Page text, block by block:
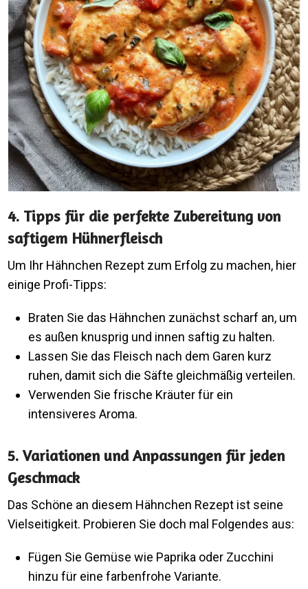
4. Tipps für die perfekte Zubereitung von
saftigem Hühnerfleisch
Um Ihr Hähnchen Rezept zum Erfolg zu machen, hier
einige Profi-Tipps:
Braten Sie das Hähnchen zunächst scharf an, um
es außen knusprig und innen saftig zu halten.
Lassen Sie das Fleisch nach dem Garen kurz
ruhen, damit sich die Säfte gleichmäßig verteilen.
Verwenden Sie frische Kräuter für ein
intensiveres Aroma.
5. Variationen und Anpassungen für jeden
Geschmack
Das Schöne an diesem Hähnchen Rezept ist seine
Vielseitigkeit. Probieren Sie doch mal Folgendes aus:
Fügen Sie Gemüse wie Paprika oder Zucchini
hinzu für eine farbenfrohe Variante.